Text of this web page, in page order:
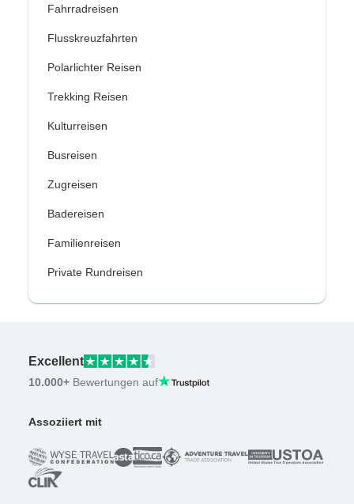
Fahrradreisen
Flusskreuzfahrten
Polarlichter Reisen
Trekking Reisen
Kulturreisen
Busreisen
Zugreisen
Badereisen
Familienreisen
Private Rundreisen
Excellent
10.000+ Bewertungen auf
Assoziiert mit